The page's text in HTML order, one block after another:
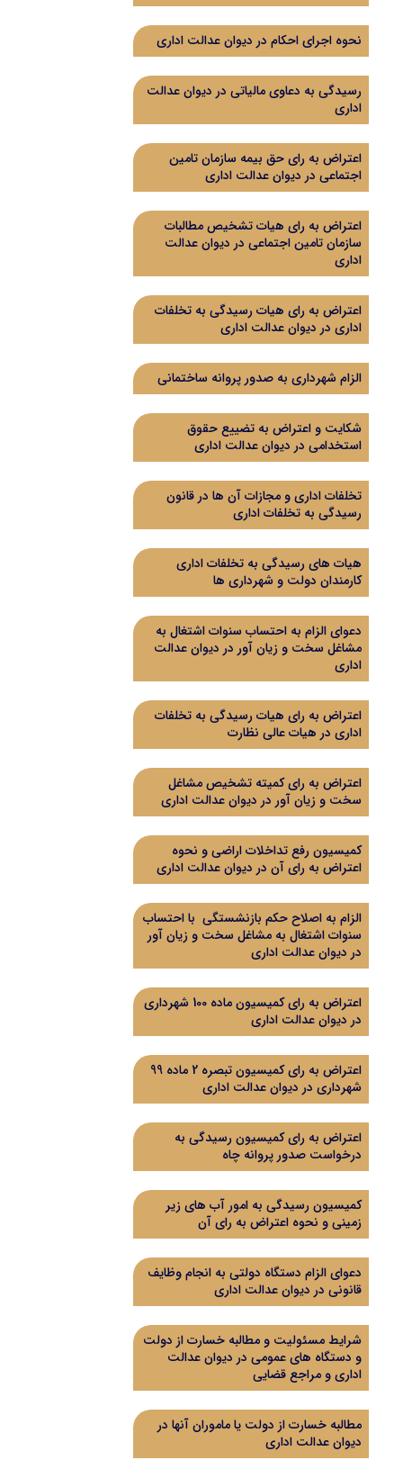
نحوه اجرای احکام در دیوان عدالت اداری
رسیدگی به دعاوی مالیاتی در دیوان عدالت
اداری
اعتراض به رای حق بیمه سازمان تامین
اجتماعی در دیوان عدالت اداری
اعتراض به رای هیات تشخیص مطالبات
سازمان تامین اجتماعی در دیوان عدالت
اداری
اعتراض به رای هیات رسیدگی به تخلفات
اداری در دیوان عدالت اداری
الزام شهرداری به صدور پروانه ساختمانی
شکایت و اعتراض به تضییع حقوق
استخدامی در دیوان عدالت اداری
تخلفات اداری و مجازات آن ها در قانون
رسیدگی به تخلفات اداری
هیات های رسیدگی به تخلفات اداری
کارمندان دولت و شهرداری ها
دعوای الزام به احتساب سنوات اشتغال به
مشاغل سخت و زیان آور در دیوان عدالت
اداری
اعتراض به رای هیات رسیدگی به تخلفات
اداری در هیات عالی نظارت
اعتراض به رای کمیته تشخیص مشاغل
سخت و زیان آور در دیوان عدالت اداری
کمیسیون رفع تداخلات اراضی و نحوه
اعتراض به رای آن در دیوان عدالت اداری
الزام به اصلاح حکم بازنشستگی با احتساب
سنوات اشتغال به مشاغل سخت و زیان آور
در دیوان عدالت اداری
اعتراض به رای کمیسیون ماده 100 شهرداری
در دیوان عدالت اداری
اعتراض به رای کمیسیون تبصره 2 ماده 99
شهرداری در دیوان عدالت اداری
اعتراض به رای کمیسیون رسیدگی به
درخواست صدور پروانه چاه
کمیسیون رسیدگی به امور آب های زیر
زمینی و نحوه اعتراض به رای آن
دعوای الزام دستگاه دولتی به انجام وظایف
قانونی در دیوان عدالت اداری
شرایط مسئولیت و مطالبه خسارت از دولت
و دستگاه های عمومی در دیوان عدالت
اداری و مراجع قضایی
مطالبه خسارت از دولت یا ماموران آنها در
دیوان عدالت اداری